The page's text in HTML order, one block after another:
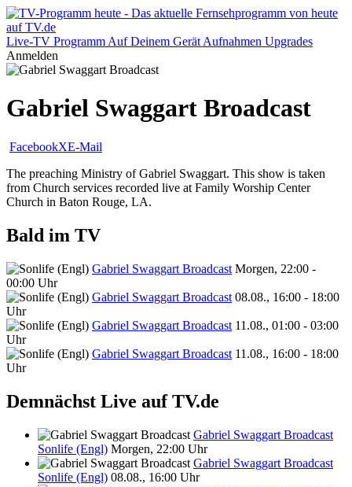
Live-TV Programm Auf Deinem Gerät Aufnahmen Upgrades
Anmelden
Gabriel Swaggart Broadcast
FacebookXE-Mail
The preaching Ministry of Gabriel Swaggart. This show is taken
from Church services recorded live at Family Worship Center
Church in Baton Rouge, LA.
Bald im TV
Gabriel Swaggart Broadcast Morgen, 22:00 -
00:00 Uhr
Gabriel Swaggart Broadcast 08.08., 16:00 - 18:00
Uhr
Gabriel Swaggart Broadcast 11.08., 01:00 - 03:00
Uhr
Gabriel Swaggart Broadcast 11.08., 16:00 - 18:00
Uhr
Demnächst Live auf TV.de
Gabriel Swaggart Broadcast
Sonlife (Engl) Morgen, 22:00 Uhr
Gabriel Swaggart Broadcast
Sonlife (Engl) 08.08., 16:00 Uhr